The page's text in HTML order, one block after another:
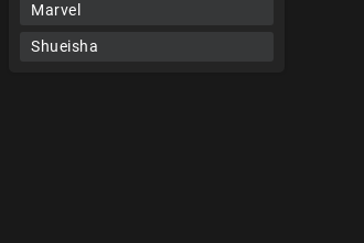
Marvel
Shueisha